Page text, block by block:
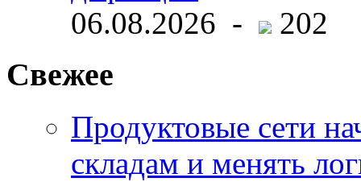
06.08.2026 -
202
Свежее
Продуктовые сети
складам и менять